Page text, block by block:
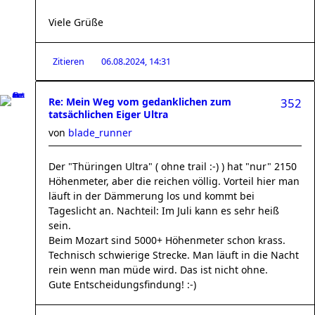
Viele Grüße
Zitieren 06.08.2024, 14:31
Re: Mein Weg vom gedanklichen zum
tatsächlichen Eiger Ultra
352
von blade_runner
Der "Thüringen Ultra" ( ohne trail :-) ) hat "nur" 2150
Höhenmeter, aber die reichen völlig. Vorteil hier man
läuft in der Dämmerung los und kommt bei
Tageslicht an. Nachteil: Im Juli kann es sehr heiß
sein.
Beim Mozart sind 5000+ Höhenmeter schon krass.
Technisch schwierige Strecke. Man läuft in die Nacht
rein wenn man müde wird. Das ist nicht ohne.
Gute Entscheidungsfindung! :-)